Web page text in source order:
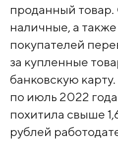
проданный
наличные, а
покупателей
за купленные
банковскую
по июль 2022
похитила свыше
рублей